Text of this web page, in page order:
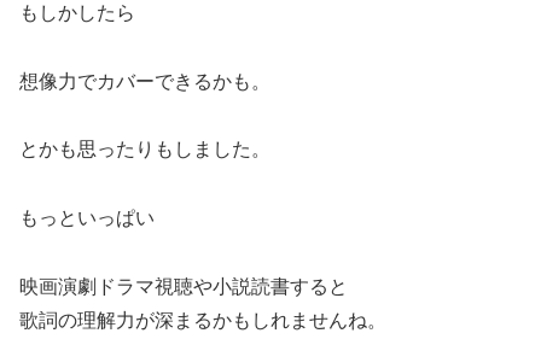
もしかしたら
想像力でカバーできるかも。
とかも思ったりもしました。
もっといっぱい
映画演劇ドラマ視聴や小説読書すると
歌詞の理解力が深まるかもしれませんね。